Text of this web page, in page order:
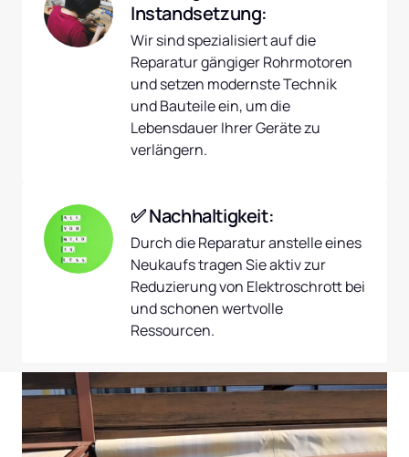
Instandsetzung:
Wir sind spezialisiert auf die
Reparatur gängiger Rohrmotoren
und setzen modernste Technik
und Bauteile ein, um die
Lebensdauer Ihrer Geräte zu
verlängern.
✅ Nachhaltigkeit:
Durch die Reparatur anstelle eines
Neukaufs tragen Sie aktiv zur
Reduzierung von Elektroschrott bei
und schonen wertvolle
Ressourcen.